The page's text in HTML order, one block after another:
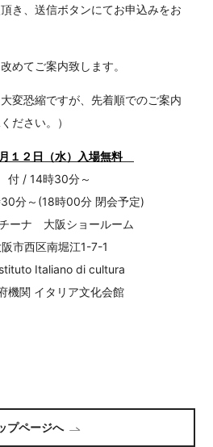
き、送信ボタンにてお申込みをお
めてご案内致します。
変恐縮ですが、先着順でのご案内
ださい。）
１２日（水）入場無料
/ 14時30分～
～(18時00分 閉会予定)
ナ 大阪ショールーム
市西区南堀江1-7-1
Italiano di cultura
機関 イタリア文化会館
プページへ